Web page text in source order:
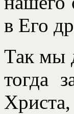
в Его
Так мы
тогда